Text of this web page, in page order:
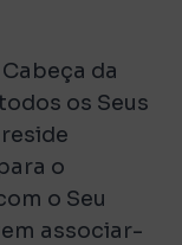
da
os Seus
o
o Seu
associar-